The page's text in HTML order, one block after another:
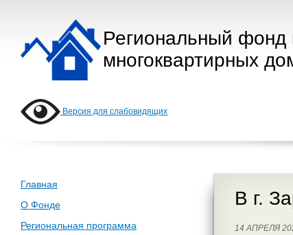
Региональный фонд
многоквартирных
Версия для слабовидящих
Главная
О Фонде
Региональная программа
В г.
14 АПРЕЛЯ